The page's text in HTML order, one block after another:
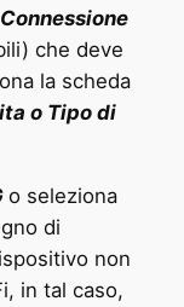
che deve
la scheda
o Tipo di
o seleziona
di
non
in tal caso,